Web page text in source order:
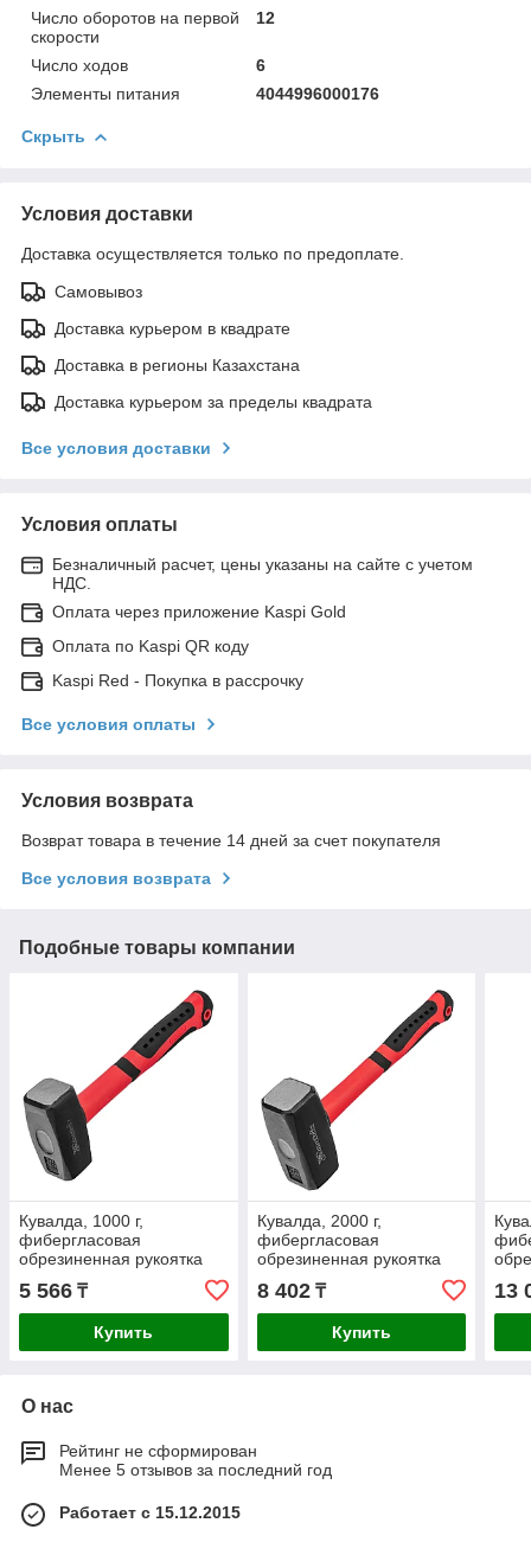
Число оборотов на первой
скорости
12
Число ходов
6
Элементы питания
4044996000176
Скрыть
Условия доставки
Доставка осуществляется только по предоплате.
Самовывоз
Доставка курьером в квадрате
Доставка в регионы Казахстана
Доставка курьером за пределы квадрата
Все условия доставки
Условия оплаты
Безналичный расчет, цены указаны на сайте с учетом
НДС.
Оплата через приложение Kaspi Gold
Оплата по Kaspi QR коду
Kaspi Red - Покупка в рассрочку
Все условия оплаты
Условия возврата
Возврат товара в течение 14 дней за счет покупателя
Все условия возврата
Подобные товары компании
Кувалда, 1000 г,
фибергласовая
обрезиненная рукоятка
5 566 ₸
Купить
Кувалда, 2000 г,
фибергласовая
обрезиненная рукоятка
8 402₸
Купить
13
О нас
Рейтинг не сформирован
Менее 5 отзывов за последний год
Работает с 15.12.2015